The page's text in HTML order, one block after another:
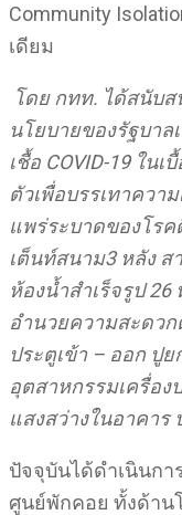
Community
เดียม
โดย กทท. ได้สนับ
นโยบายของรัฐบา
เชื้อ COVID-19 ใน
ตัวเพื่อบรรเทาควา
แพร่ระบาดของโรค
เต็นท์สนาม3 หลัง ส
ห้องน้ำสำเร็จรูป
อำนวยความสะดว
ประตูเข้า – ออก ปู
อุตสาหกรรมเครื่อ
แสงสว่างในอาคา
ปัจจุบันได้ดำเนินก
ศูนย์พักคอย ทั้งด้าน